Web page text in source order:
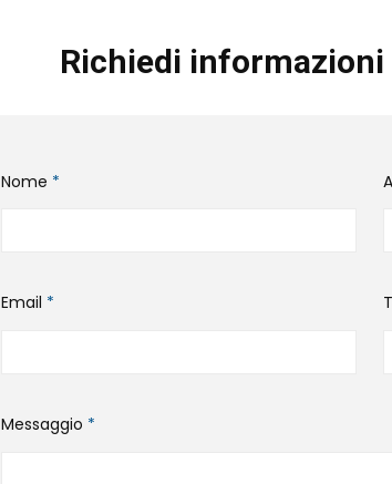
Richiedi
Nome *
Email *
Messaggio *